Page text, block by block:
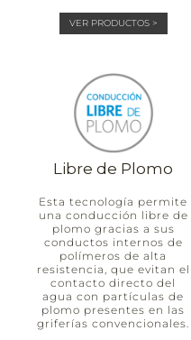
VER PRODUCTOS >
Libre de Plomo
Esta tecnología permite
una conducción libre de
plomo gracias a sus
conductos internos de
polímeros de alta
resistencia, que evitan el
contacto directo del
agua con partículas de
plomo presentes en las
griferías convencionales.